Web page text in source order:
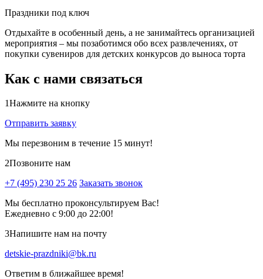
Праздники под ключ
Отдыхайте в особенный день, а не занимайтесь организацией
мероприятия – мы позаботимся обо всех развлечениях, от
покупки сувениров для детских конкурсов до выноса торта
Как с нами связаться
1Нажмите на кнопку
Отправить заявку
Мы перезвоним в течение 15 минут!
2Позвоните нам
+7 (495) 230 25 26 Заказать звонок
Мы бесплатно проконсультируем Вас!
Ежедневно с 9:00 до 22:00!
3Напишите нам на почту
detskie-prazdniki@bk.ru
Ответим в ближайшее время!